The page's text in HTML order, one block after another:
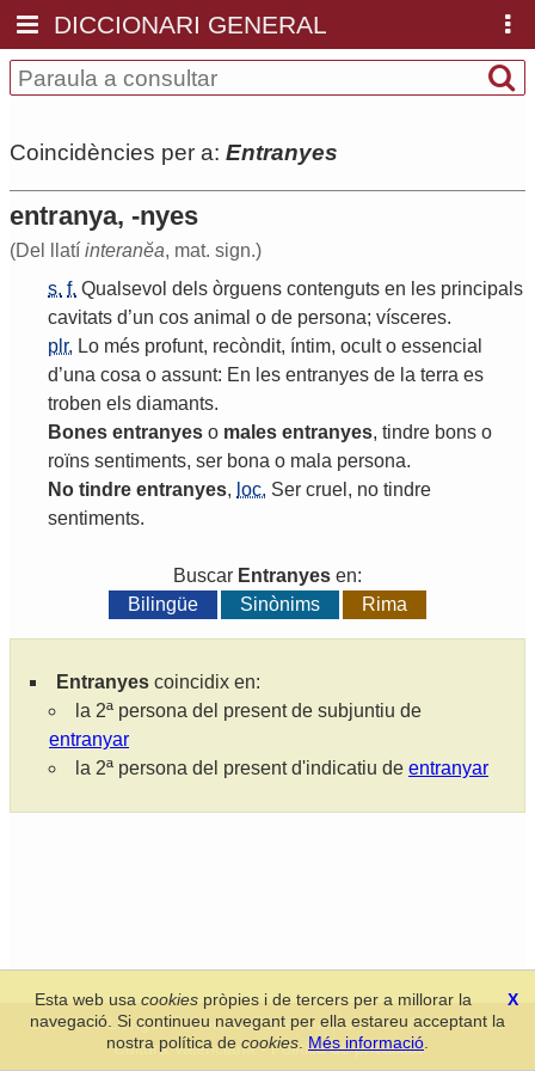
DICCIONARI GENERAL
Coincidències per a: Entranyes
entranya, -nyes
(Del llatí interanĕa, mat. sign.)
s. f. Qualsevol dels òrguens contenguts en les principals
cavitats d’un cos animal o de persona; vísceres.
plr. Lo més profunt, recòndit, íntim, ocult o essencial
d’una cosa o assunt: En les entranyes de la terra es
troben els diamants.
Bones entranyes o males entranyes, tindre bons o
roïns sentiments, ser bona o mala persona.
No tindre entranyes, loc. Ser cruel , no tindre
sentiments.
Buscar Entranyes en:
Bilingüe
Sinònims Rima
Entranyes coincidix en:
la 2ª persona del present de subjuntiu de
entranyar
la 2ª persona del present d'indicatiu de entranyar
Secció de Llengua i Lliteratura Valencianes-Real Acadèmia de
Cultura Valenciana-Política de privacitat
X
Esta web usacookies pròpies i de tercers per a millorar la
navegació. Si continueu navegant per ella estareu acceptant la
nostra política de cookies Més informació